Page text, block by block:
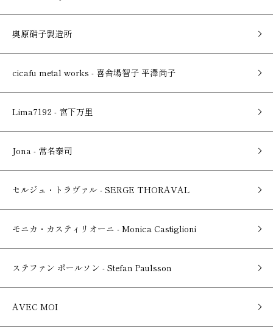
奥原硝子製造所
cicafu metal works - 喜舎場智子 平澤尚子
Lima7192 - 宮下万里
Jona - 常名泰司
セルジュ・トラヴァル - SERGE THORAVAL
モニカ・カスティリオーニ - Monica Castiglioni
ステファン ポールソン - Stefan Paulsson
AVEC MOI